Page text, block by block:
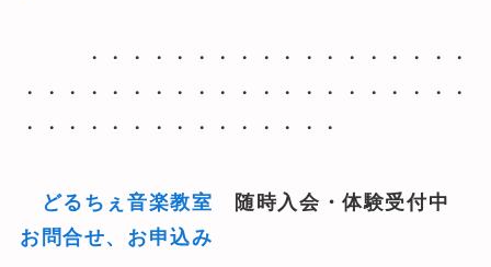
・・・・・・・・・・・・・・・・・・
・・・・・・・・・・・・・・・・・・・・・
・・・・・・・・・・・・・・・
どるちぇ音楽教室 随時入会・体験受付中
お問合せ、お申込み